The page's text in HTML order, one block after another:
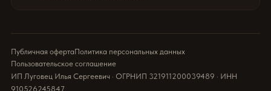
Публичная офертаПолитика персональных данных
Пользовательское соглашение
ИП Луговец Илья Сергеевич · ОГРНИП 321911200039489 · ИНН
910526245847